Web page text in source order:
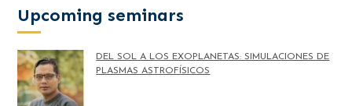
Upcoming seminars
DEL SOL A LOS EXOPLANETAS: SIMULACIONES DE
PLASMAS ASTROFÍSICOS